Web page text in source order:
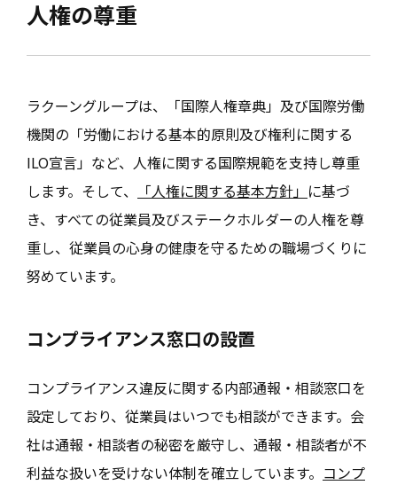
人権の尊重
ラクーングループは、「国際人権章典」及び国際労働
機関の「労働における基本的原則及び権利に関する
ILO宣言」など、人権に関する国際規範を支持し尊重
します。そして、
「人権に関する基本方針」 に基づ
き、すべての従業員及びステークホルダーの人権を尊
重し、従業員の心身の健康を守るための職場づくりに
努めています。
コンプライアンス窓口の設置
コンプライアンス違反に関する内部通報・相談窓口を
設定しており、従業員はいつでも相談ができます。会
社は通報・相談者の秘密を厳守し、通報・相談者が不
利益な扱いを受けない体制を確立しています。 コンプ